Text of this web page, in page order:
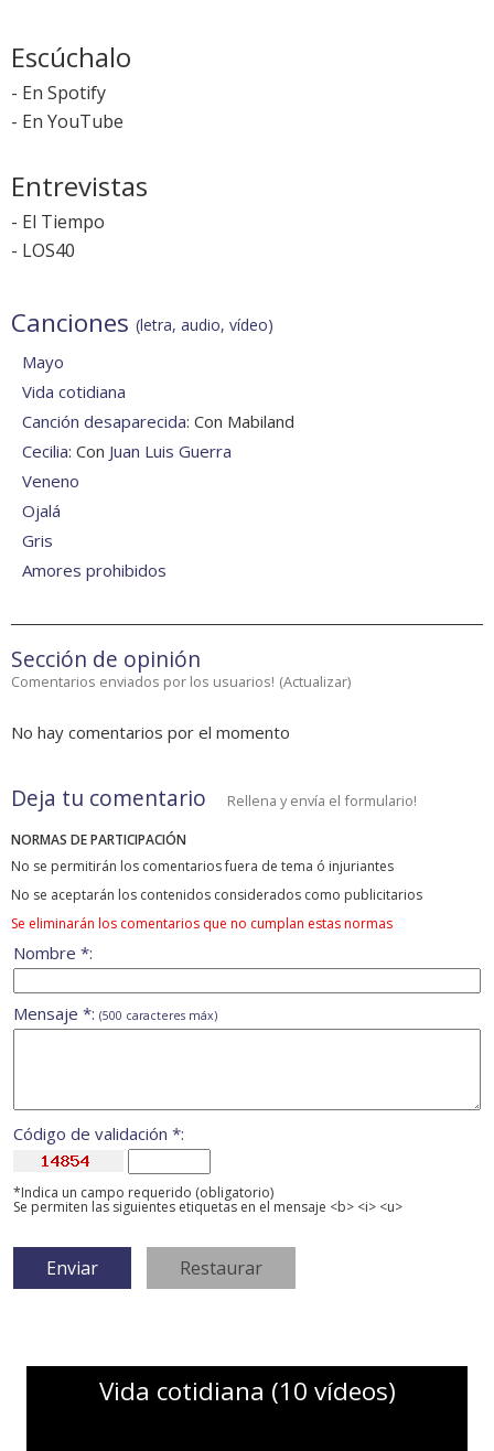
Escúchalo
- En Spotify
- En YouTube
Entrevistas
- El Tiempo
- LOS40
Canciones (letra, audio, vídeo)
Mayo
Vida cotidiana
Canción desaparecida: Con Mabiland
Cecilia: Con Juan Luis Guerra
Veneno
Ojalá
Gris
Amores prohibidos
Sección de opinión
Comentarios enviados por los usuarios! (Actualizar)
No hay comentarios por el momento
Deja tu comentario Rellena y envía el formulario!
NORMAS DE PARTICIPACIÓN
No se permitirán los comentarios fuera de tema ó injuriantes
No se aceptarán los contenidos considerados como publicitarios
Se eliminarán los comentarios que no cumplan estas normas
Nombre *:
Mensaje *: (500 caracteres máx)
Código de validación *:
*Indica un campo requerido (obligatorio)
Se permiten las siguientes etiquetas en el mensaje <b> <i> <u>
Vida cotidiana (10 vídeos)